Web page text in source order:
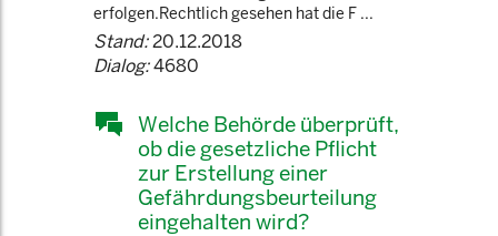
erfolgen.Rechtlich gesehen hat die F ...
Stand:20.12.2018
Dialog:4680
Welche Behörde überprüft,
ob die gesetzliche Pflicht
zur Erstellung einer
Gefährdungsbeurteilung
eingehalten wird?